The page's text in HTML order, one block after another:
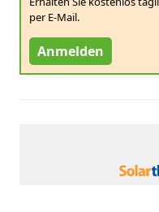
per E-Mail.
Anmelden